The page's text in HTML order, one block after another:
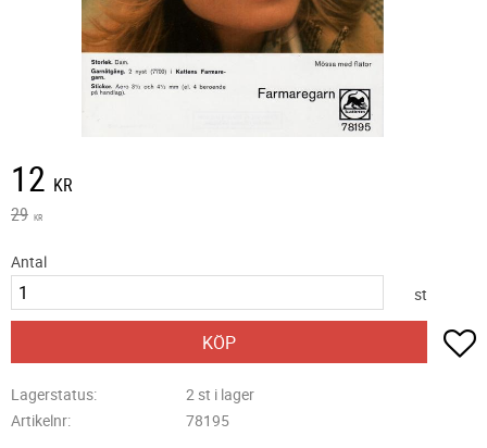
Nedsatt pris:
12 KR
Ordinarie pris:
29 KR
Antal
st
KÖP
Lagerstatus
2 st i lager
Artikelnr
78195